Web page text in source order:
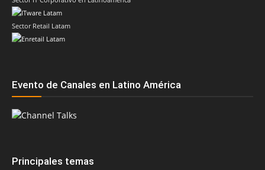
Sector Retail Latam
Evento de Canales en Latino América
Principales temas